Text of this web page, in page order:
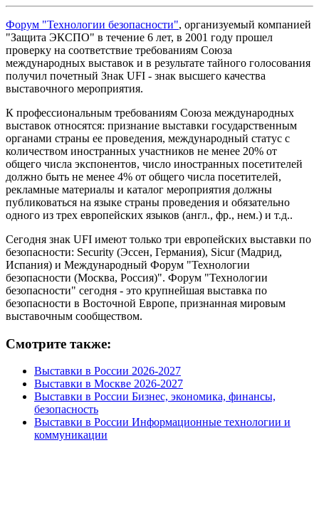
Форум "Технологии безопасности", организуемый компанией
"Защита ЭКСПО" в течение 6 лет, в 2001 году прошел
проверку на соответствие требованиям Союза
международных выставок и в результате тайного голосования
получил почетный Знак UFI - знак высшего качества
выставочного мероприятия.
К профессиональным требованиям Союза международных
выставок относятся: признание выставки государственным
органами страны ее проведения, международный статус с
количеством иностранных участников не менее 20% от
общего числа экспонентов, число иностранных посетителей
должно быть не менее 4% от общего числа посетителей,
рекламные материалы и каталог мероприятия должны
публиковаться на языке страны проведения и обязательно
одного из трех европейских языков (англ., фр., нем.) и т.д..
Сегодня знак UFI имеют только три европейских выставки по
безопасности: Security (Эссен, Германия), Sicur (Мадрид,
Испания) и Международный Форум "Технологии
безопасности (Москва, Россия)". Форум "Технологии
безопасности" сегодня - это крупнейшая выставка по
безопасности в Восточной Европе, признанная мировым
выставочным сообществом.
Смотрите также:
Выставки в России 2026-2027
Выставки в Москве 2026-2027
Выставки в России Бизнес, экономика, финансы,
безопасность
Выставки в России Информационные технологии и
коммуникации